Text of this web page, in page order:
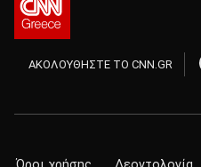
ΑΚΟΛΟΥΘΗΣΤΕ ΤΟ CNN.GR